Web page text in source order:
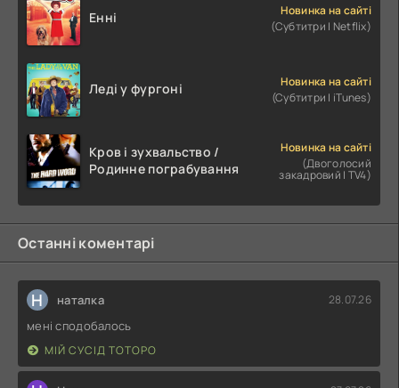
Енні
Новинка на сайті
(Субтитри | Netflix)
Леді у фургоні
Новинка на сайті
(Субтитри | iTunes)
Кров і зухвальство /
Родинне пограбування
Новинка на сайті
(Двоголосий
закадровий | TV4)
Останні коментарі
Н наталка 28.07.26
мені сподобалось
МІЙ СУСІД ТОТОРО